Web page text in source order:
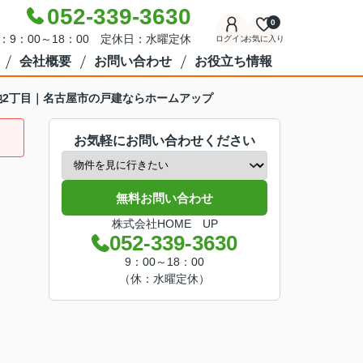
052-339-3630
9：00～18：00 定休日：水曜定休 ログインお気に入り
0
会社概要 お問い合わせ お役立ち情報
丁目｜名古屋市の戸建ならホームアップ
お気軽にお問い合わせください
無料お問い合わせ
株式会社HOME UP
052-339-3630
9：00～18：00
（休：水曜定休）